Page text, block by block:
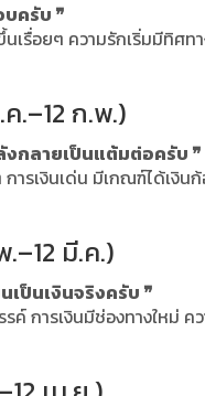
บครับ ❞
เรื่อยๆ ความรักเริ่มมีทิศท
.–12 ก.พ.)
กลายเป็นแต้มต่อครับ ❞
ารเงินเด่น มีเกณฑ์ได้เงิน
มี.ค.)
เป็นเงินจริงครับ ❞
ค์ การเงินมีช่องทางใหม่